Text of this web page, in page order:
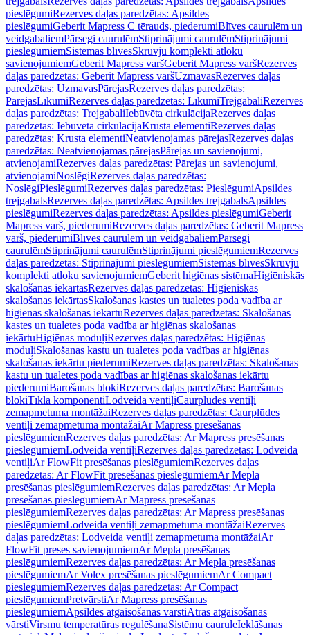
pieslēgumiRezerves daļas paredzētas: Apsildes
pieslēgumiGeberit Mapress C tērauds, piederumiBlīves caurulēm un
veidgabaliemPārsegi caurulēmStiprinājumi caurulēmStiprinājumi
pieslēgumiemSistēmas blīvesSkrūvju komplekti atloku
savienojumiemGeberit Mapress varšGeberit Mapress varšRezerves
daļas paredzētas: Geberit Mapress varšUzmavasRezerves daļas
paredzētas: UzmavasPārejasRezerves daļas paredzētas:
PārejasLīkumiRezerves daļas paredzētas: LīkumiTrejgabaliRezerves
daļas paredzētas: TrejgabaliIebūvēta cirkulācijaRezerves daļas
paredzētas: Iebūvēta cirkulācijaKrusta elementiRezerves daļas
paredzētas: Krusta elementiNeatvienojamas pārejasRezerves daļas
paredzētas: Neatvienojamas pārejasPārejas un savienojumi,
atvienojamiRezerves daļas paredzētas: Pārejas un savienojumi,
atvienojamiNoslēgiRezerves daļas paredzētas:
NoslēgiPieslēgumiRezerves daļas paredzētas: PieslēgumiApsildes
trejgabalsRezerves daļas paredzētas: Apsildes trejgabalsApsildes
pieslēgumiRezerves daļas paredzētas: Apsildes pieslēgumiGeberit
Mapress varš, piederumiRezerves daļas paredzētas: Geberit Mapress
varš, piederumiBlīves caurulēm un veidgabaliemPārsegi
caurulēmStiprinājumi caurulēmStiprinājumi pieslēgumiemRezerves
daļas paredzētas: Stiprinājumi pieslēgumiemSistēmas blīvesSkrūvju
komplekti atloku savienojumiemGeberit higiēnas sistēmaHigiēniskās
skalošanas iekārtasRezerves daļas paredzētas: Higiēniskās
skalošanas iekārtasSkalošanas kastes un tualetes poda vadība ar
higiēnas skalošanas iekārtuRezerves daļas paredzētas: Skalošanas
kastes un tualetes poda vadība ar higiēnas skalošanas
iekārtuHigiēnas moduļiRezerves daļas paredzētas: Higiēnas
moduļiSkalošanas kastu un tualetes poda vadības ar higiēnas
skalošanas iekārtu piederumiRezerves daļas paredzētas: Skalošanas
kastu un tualetes poda vadības ar higiēnas skalošanas iekārtu
piederumiBarošanas blokiRezerves daļas paredzētas: Barošanas
blokiTīkla komponentiLodveida ventiļiCaurplūdes ventiļi
zemapmetuma montāžaiRezerves daļas paredzētas: Caurplūdes
ventiļi zemapmetuma montāžaiAr Mapress presēšanas
pieslēgumiemRezerves daļas paredzētas: Ar Mapress presēšanas
pieslēgumiemLodveida ventiļiRezerves daļas paredzētas: Lodveida
ventiļiAr FlowFit presēšanas pieslēgumiemRezerves daļas
paredzētas: Ar FlowFit presēšanas pieslēgumiemAr Mepla
presēšanas pieslēgumiemRezerves daļas paredzētas: Ar Mepla
presēšanas pieslēgumiemAr Mapress presēšanas
pieslēgumiemRezerves daļas paredzētas: Ar Mapress presēšanas
pieslēgumiemLodveida ventiļi zemapmetuma montāžaiRezerves
daļas paredzētas: Lodveida ventiļi zemapmetuma montāžaiAr
FlowFit preses savienojumiemAr Mepla presēšanas
pieslēgumiemRezerves daļas paredzētas: Ar Mepla presēšanas
pieslēgumiemAr Volex presēšanas pieslēgumiemAr Compact
pieslēgumiemRezerves daļas paredzētas: Ar Compact
pieslēgumiemPretvārstiAr Mapress presēšanas
pieslēgumiemApsildes atgaisošanas vārstiĀtrās atgaisošanas
vārstiVirsmu temperatūras regulēšanaSistēmu cauruleIeklāšanas